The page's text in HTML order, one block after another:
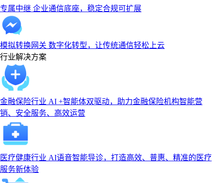
专属中继 企业通信底座，稳定合规可扩展
模拟转换网关 数字化转型，让传统通信轻松上云
行业解决方案
金融保险行业 AI +智能体双驱动，助力金融保险机构智能营
销、安全服务、高效运营
医疗健康行业 AI语音智能导诊，打造高效、普惠、精准的医疗
服务新体验